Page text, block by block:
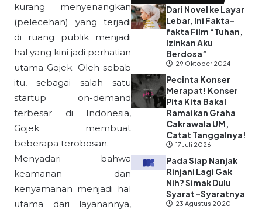
kurang menyenangkan
(pelecehan) yang terjadi
di ruang publik menjadi
hal yang kini jadi perhatian
utama Gojek. Oleh sebab
itu, sebagai salah satu
startup on-demand
terbesar di Indonesia,
Gojek membuat
beberapa terobosan.
Menyadari bahwa
keamanan dan
kenyamanan menjadi hal
utama dari layanannya,
Dari Novel ke Layar
Lebar, Ini Fakta-
fakta Film “Tuhan,
Izinkan Aku
Berdosa”
29 Oktober 2024
Pecinta Konser
Merapat! Konser
Pita Kita Bakal
Ramaikan Graha
Cakrawala UM,
Catat Tanggalnya!
17 Juli 2026
Pada Siap Nanjak
Rinjani Lagi Gak
Nih? Simak Dulu
Syarat -Syaratnya
23 Agustus 2020